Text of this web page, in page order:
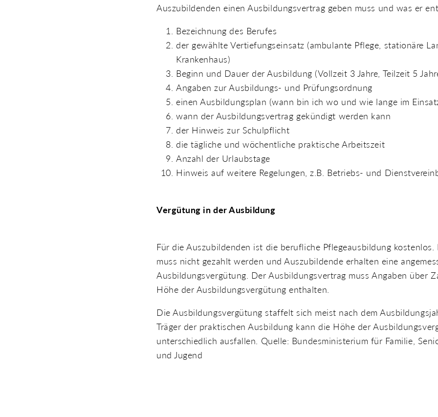
Auszubildenden einen Ausbildungsvertrag geben muss und was er
Bezeichnung des Berufes
der gewählte Vertiefungseinsatz (ambulante Pflege, stationäre
Krankenhaus)
Beginn und Dauer der Ausbildung (Vollzeit 3 Jahre, Teilzeit 5
Angaben zur Ausbildungs- und Prüfungsordnung
einen Ausbildungsplan (wann bin ich wo und wie lange im
wann der Ausbildungsvertrag gekündigt werden kann
der Hinweis zur Schulpflicht
die tägliche und wöchentliche praktische Arbeitszeit
Anzahl der Urlaubstage
Hinweis auf weitere Regelungen, z.B. Betriebs- und
Vergütung in der Ausbildung
Für die Auszubildenden ist die berufliche Pflegeausbildung kostenlos.
muss nicht gezahlt werden und Auszubildende erhalten eine
Ausbildungsvergütung. Der Ausbildungsvertrag muss Angaben über
Höhe der Ausbildungsvergütung enthalten.
Die Ausbildungsvergütung staffelt sich meist nach dem
Träger der praktischen Ausbildung kann die Höhe der
unterschiedlich ausfallen. Quelle: Bundesministerium für Familie,
und Jugend